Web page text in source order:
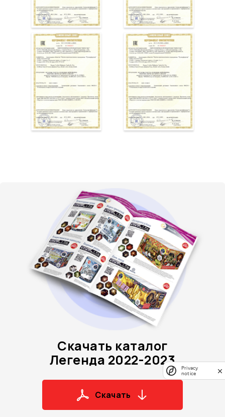
Скачать каталог
Легенда 2022-2023
Скачать
Privacy
notice